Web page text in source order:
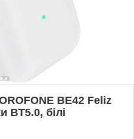
BE42 Feliz
BT5.0, білі